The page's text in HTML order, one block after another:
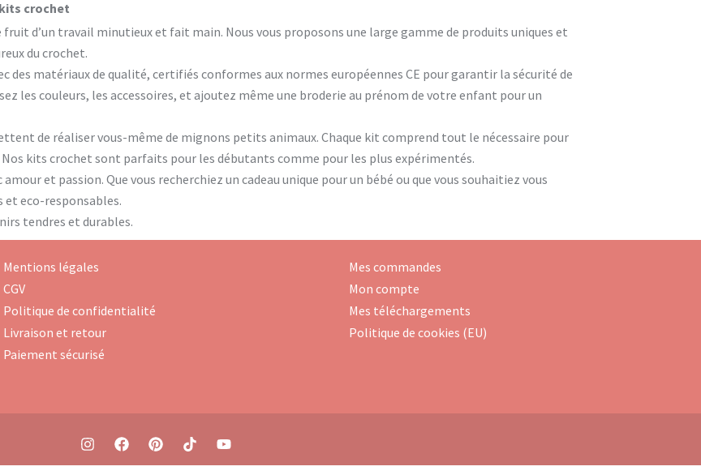
crochet
fruit d’un travail minutieux et fait main. Nous vous proposons une large gamme de produits uniques et
du crochet.
des matériaux de qualité, certifiés conformes aux normes européennes CE pour garantir la sécurité de
les couleurs, les accessoires, et ajoutez même une broderie au prénom de votre enfant pour un
de réaliser vous-même de mignons petits animaux. Chaque kit comprend tout le nécessaire pour
kits crochet sont parfaits pour les débutants comme pour les plus expérimentés.
et passion. Que vous recherchiez un cadeau unique pour un bébé ou que vous souhaitiez vous
et eco-responsables.
tendres et durables.
Mentions légales
CGV
Politique de confidentialité
Livraison et retour
Paiement sécurisé
Mes commandes
Mon compte
Mes téléchargements
Politique de cookies (EU)